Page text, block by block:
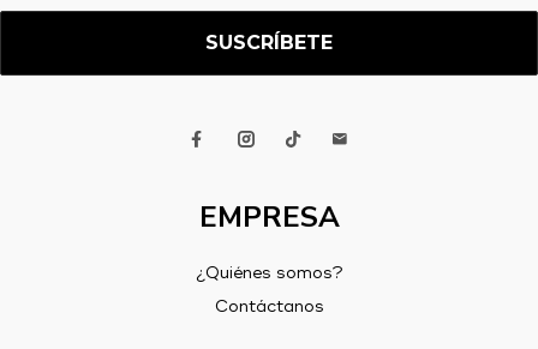
EMPRESA
¿Quiénes somos?
Contáctanos